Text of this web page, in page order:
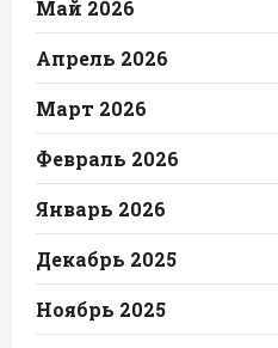
Май 2026
Апрель 2026
Март 2026
Февраль 2026
Январь 2026
Декабрь 2025
Ноябрь 2025